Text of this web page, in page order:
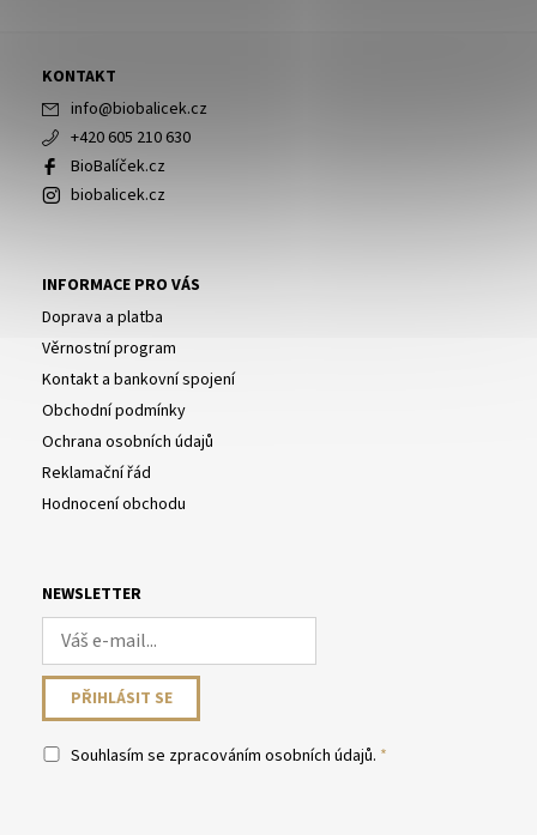
KONTAKT
info@biobalicek.cz
+420 605 210 630
BioBalíček.cz
biobalicek.cz
INFORMACE PRO VÁS
Doprava a platba
Věrnostní program
Kontakt a bankovní spojení
Obchodní podmínky
Ochrana osobních údajů
Reklamační řád
Hodnocení obchodu
NEWSLETTER
Souhlasím se zpracováním osobních údajů.